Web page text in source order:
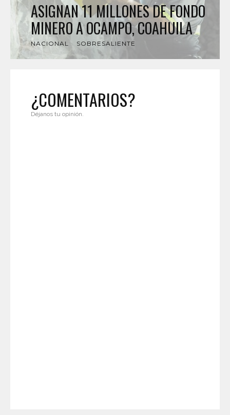
ASIGNAN 11 MILLONES DE FONDO
MINERO A OCAMPO, COAHUILA
NACIONAL SOBRESALIENTE
¿COMENTARIOS?
Déjanos tu opinión.